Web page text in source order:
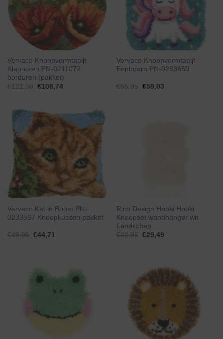
Vervaco Knoopvormtapijt
Klaprozen PN-0211072
borduren (pakket)
€121,50 €108,74
Vervaco Knoopvormtapijt
Eenhoorn PN-0233650
€65,95 €59,03
Vervaco Kat in Boom PN-
0233567 Knoopkussen pakket
€49,95 €44,71
Rico Design Hooki Hooki
Knoopset wandhanger wit
Landschap
€32,95 €29,49